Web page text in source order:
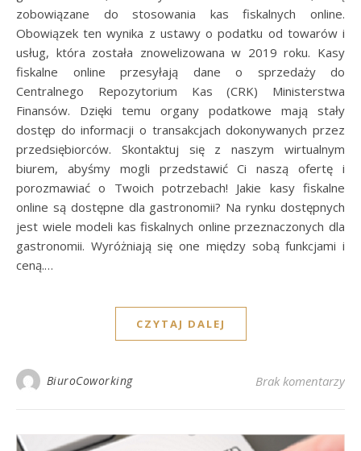
zobowiązane do stosowania kas fiskalnych online.
Obowiązek ten wynika z ustawy o podatku od towarów i
usług, która została znowelizowana w 2019 roku. Kasy
fiskalne online przesyłają dane o sprzedaży do
Centralnego Repozytorium Kas (CRK) Ministerstwa
Finansów. Dzięki temu organy podatkowe mają stały
dostęp do informacji o transakcjach dokonywanych przez
przedsiębiorców. Skontaktuj się z naszym wirtualnym
biurem, abyśmy mogli przedstawić Ci naszą ofertę i
porozmawiać o Twoich potrzebach! Jakie kasy fiskalne
online są dostępne dla gastronomii? Na rynku dostępnych
jest wiele modeli kas fiskalnych online przeznaczonych dla
gastronomii. Wyróżniają się one między sobą funkcjami i
ceną.…
CZYTAJ DALEJ
BiuroCoworking Brak komentarzy